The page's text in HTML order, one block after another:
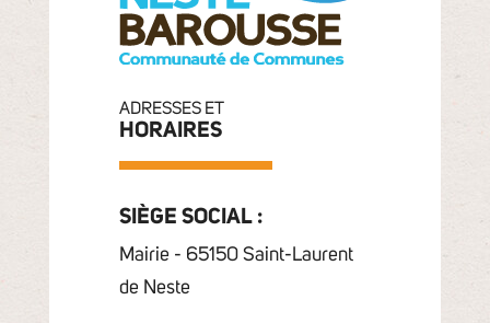
ADRESSES ET
HORAIRES
SIÈGE SOCIAL :
Mairie - 65150 Saint-Laurent
de Neste